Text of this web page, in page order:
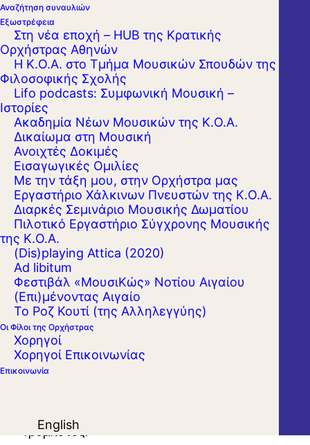
Αναζήτηση συναυλιών
Εξωστρέφεια
Στη νέα εποχή – HUB της Κρατικής
Ορχήστρας Αθηνών
Η Κ.Ο.Α. στο Τμήμα Μουσικών Σπουδών της
Φιλοσοφικής Σχολής
Lifo podcasts: Συμφωνική Μουσική –
Ιστορίες
Ακαδημία Νέων Μουσικών της Κ.Ο.Α.
Δικαίωμα στη Μουσική
Ανοιχτές Δοκιμές
Εισαγωγικές Ομιλίες
Με την τάξη μου, στην Ορχήστρα μας
Εργαστήριo Χάλκινων Πνευστών της Κ.Ο.Α.
Διαρκές Σεμινάριο Μουσικής Δωματίου
Πιλοτικό Εργαστήριο Σύγχρονης Μουσικής
της Κ.Ο.Α.
(Dis)playing Attica (2020)
Ad libitum
Φεστιβάλ «ΜουσιΚώς» Νοτίου Αιγαίου
(Επι)μένοντας Αιγαίο
Το Ροζ Κουτί (της Αλληλεγγύης)
Οι Φίλοι της Ορχήστρας
Χορηγοί
Χορηγοί Επικοινωνίας
Επικοινωνία
English
Εύθυμοι και χορευτικοί αποκριάτικοι ρυθμοί
από το Σύνολο Χάλκινων Πνευστών και
Κρουστών της Κ.Ο.Α. «Metallon»
Έργα των J. Fucik, J. Strauss, H. C. Lumbye,
C. Saint-Saens, A. Piazzolla, G. Miller, Z. de
Abreu.
Σύνολο Χάλκινων Πνευστών και Κρουστών
Τρομπέτες: